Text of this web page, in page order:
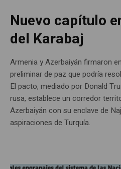
Nuevo capítulo
del Karabaj
Armenia y Azerbaiyán firmaron
preliminar de paz que podría
El pacto, mediado por Donald
rusa, establece un corredor
Azerbaiyán con su enclave de
aspiraciones de Turquía.